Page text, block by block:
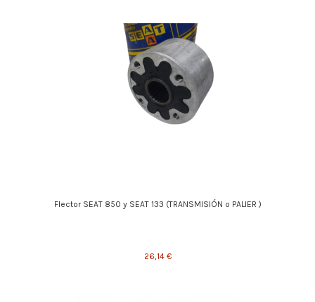
Flector SEAT 850 y SEAT 133 (TRANSMISIÓN o PALIER )
26,14 €